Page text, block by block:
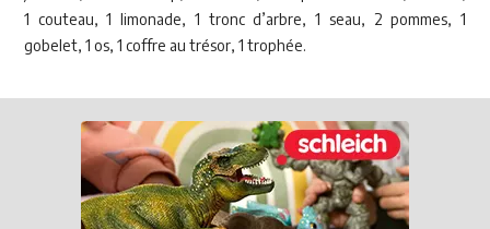
1 couteau, 1 limonade, 1 tronc d’arbre, 1 seau, 2 pommes, 1
gobelet, 1 os, 1 coffre au trésor, 1 trophée.